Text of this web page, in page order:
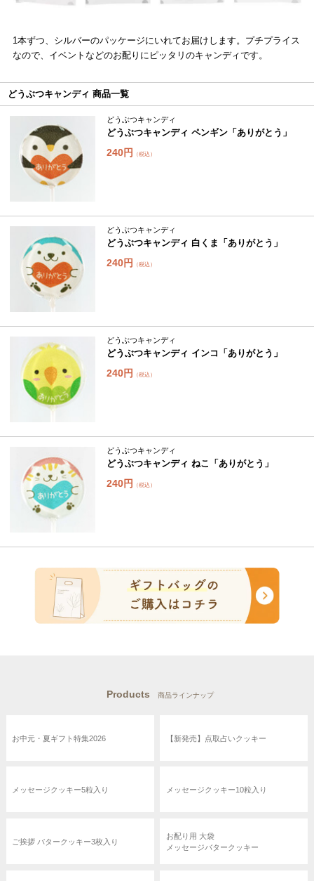
1本ずつ、シルバーのパッケージにいれてお届けします。プチプライス
なので、イベントなどのお配りにピッタリのキャンディです。
どうぶつキャンディ 商品一覧
どうぶつキャンディ
どうぶつキャンディ ペンギン「ありがとう」
240円 （税込）
どうぶつキャンディ
どうぶつキャンディ 白くま「ありがとう」
240円 （税込）
どうぶつキャンディ
どうぶつキャンディ インコ「ありがとう」
240円 （税込）
どうぶつキャンディ
どうぶつキャンディ ねこ「ありがとう」
240円 （税込）
Products 商品ラインナップ
お中元・夏ギフト特集2026 【新発売】点取占いクッキー
メッセージクッキー5粒入り メッセージクッキー10粒入り
ご挨拶 バタークッキー3枚入り
お配り用 大袋
メッセージバタークッキー